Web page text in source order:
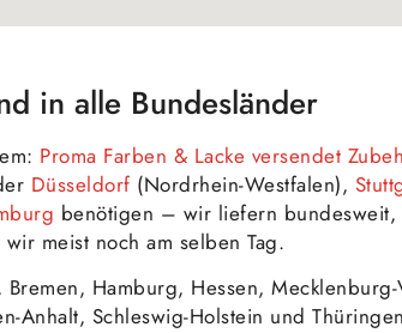
in alle Bundesländer
Proma Farben & Lacke versendet
Düsseldorf (Nordrhein-Westfalen),
benötigen – wir liefern
meist noch am selben Tag.
Hamburg, Hessen,
Anhalt, Schleswig-Holstein und